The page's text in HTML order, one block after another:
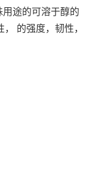
用途的可溶于醇的
的强度，韧性，